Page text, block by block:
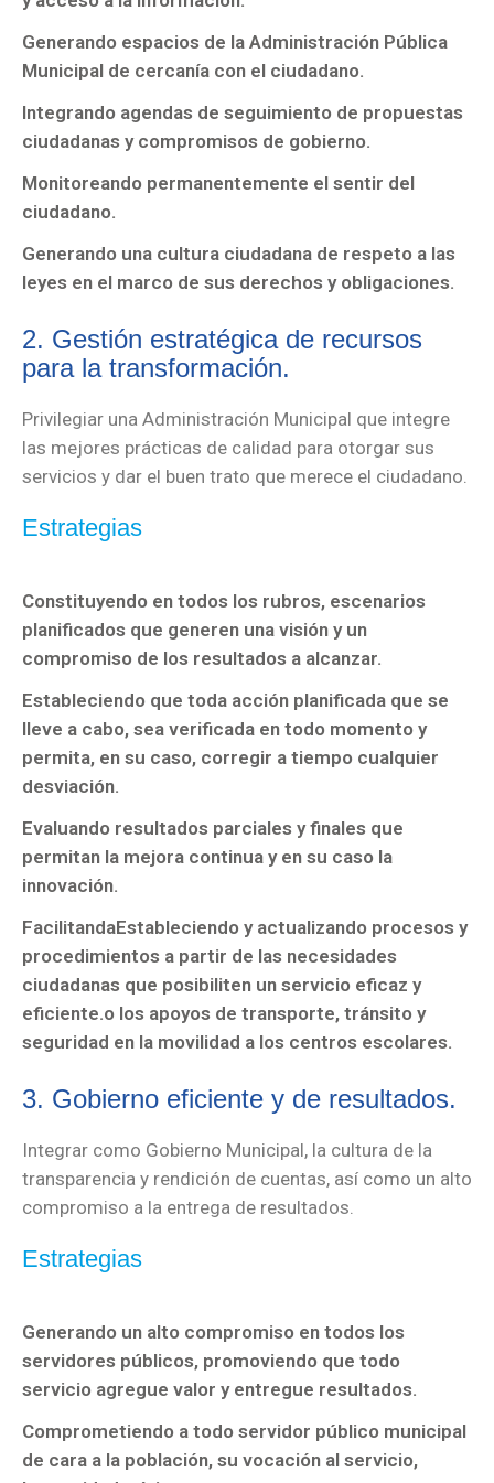
TRANSFORMA
DEL
PROGRAMA
NO
ESTÁS
AVISO
PRIVACIDAD
CONAC
INFORMACIÓN
PÚBLICA
INSTITUTO
MUNICIPAL
DE
JUVENTUD
INSTITUTO
MUNICIPAL
MUJERES
Generando espacios de la Administración Pública
Municipal de cercanía con el ciudadano.
Integrando agendas de seguimiento de propuestas
ciudadanas y compromisos de gobierno.
Monitoreando permanentemente el sentir del
ciudadano.
Generando una cultura ciudadana de respeto a las
leyes en el marco de sus derechos y obligaciones.
2. Gestión estratégica de recursos
para la transformación.
Privilegiar una Administración Municipal que integre
las mejores prácticas de calidad para otorgar sus
servicios y dar el buen trato que merece el ciudadano.
Estrategias
Constituyendo en todos los rubros, escenarios
planificados que generen una visión y un
compromiso de los resultados a alcanzar.
Estableciendo que toda acción planificada que se
lleve a cabo, sea verificada en todo momento y
permita, en su caso, corregir a tiempo cualquier
desviación.
Evaluando resultados parciales y finales que
permitan la mejora continua y en su caso la
innovación.
FacilitandaEstableciendo y actualizando procesos y
procedimientos a partir de las necesidades
ciudadanas que posibiliten un servicio eficaz y
eficiente.o los apoyos de transporte, tránsito y
seguridad en la movilidad a los centros escolares.
3. Gobierno eficiente y de resultados.
Integrar como Gobierno Municipal, la cultura de la
transparencia y rendición de cuentas, así como un alto
compromiso a la entrega de resultados.
Estrategias
Generando un alto compromiso en todos los
servidores públicos, promoviendo que todo
servicio agregue valor y entregue resultados.
Comprometiendo a todo servidor público municipal
de cara a la población, su vocación al servicio,